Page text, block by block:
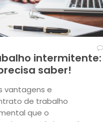
intermitente:
saber!
vantagens e
de trabalho
que o